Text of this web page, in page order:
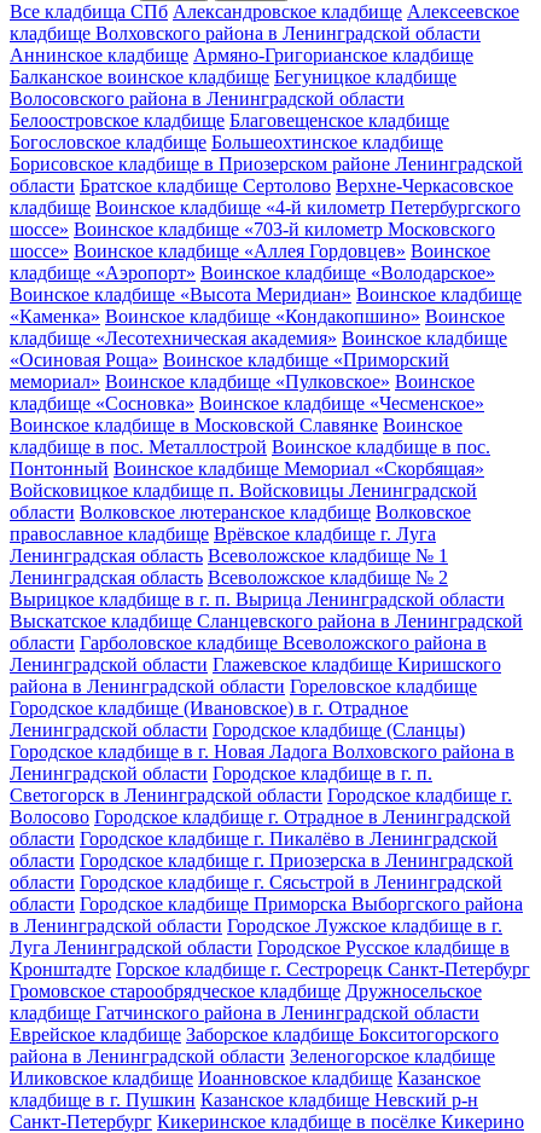
Все кладбища СПб Александровское кладбище Алексеевское
кладбище Волховского района в Ленинградской области
Аннинское кладбище Армяно-Григорианское кладбище
Балканское воинское кладбище Бегуницкое кладбище
Волосовского района в Ленинградской области
Белоостровское кладбище Благовещенское кладбище
Богословское кладбище Большеохтинское кладбище
Борисовское кладбище в Приозерском районе Ленинградской
области Братское кладбище Сертолово Верхне-Черкасовское
кладбище Воинское кладбище «4-й километр Петербургского
шоссе» Воинское кладбище «703-й километр Московского
шоссе» Воинское кладбище «Аллея Гордовцев» Воинское
кладбище «Аэропорт» Воинское кладбище «Володарское»
Воинское кладбище «Высота Меридиан» Воинское кладбище
«Каменка» Воинское кладбище «Кондакопшино» Воинское
кладбище «Лесотехническая академия» Воинское кладбище
«Осиновая Роща» Воинское кладбище «Приморский
мемориал» Воинское кладбище «Пулковское» Воинское
кладбище «Сосновка» Воинское кладбище «Чесменское»
Воинское кладбище в Московской Славянке Воинское
кладбище в пос. Металлострой Воинское кладбище в пос.
Понтонный Воинское кладбище Мемориал «Скорбящая»
Войсковицкое кладбище п. Войсковицы Ленинградской
области Волковское лютеранское кладбище Волковское
православное кладбище Врёвское кладбище г. Луга
Ленинградская область Всеволожское кладбище № 1
Ленинградская область Всеволожское кладбище № 2
Вырицкое кладбище в г. п. Вырица Ленинградской области
Выскатское кладбище Сланцевского района в Ленинградской
области Гарболовское кладбище Всеволожского района в
Ленинградской области Глажевское кладбище Киришского
района в Ленинградской области Гореловское кладбище
Городское кладбище (Ивановское) в г. Отрадное
Ленинградской области Городское кладбище (Сланцы)
Городское кладбище в г. Новая Ладога Волховского района в
Ленинградской области Городское кладбище в г. п.
Светогорск в Ленинградской области Городское кладбище г.
Волосово Городское кладбище г. Отрадное в Ленинградской
области Городское кладбище г. Пикалёво в Ленинградской
области Городское кладбище г. Приозерска в Ленинградской
области Городское кладбище г. Сясьстрой в Ленинградской
области Городское кладбище Приморска Выборгского района
в Ленинградской области Городское Лужское кладбище в г.
Луга Ленинградской области Городское Русское кладбище в
Кронштадте Горское кладбище г. Сестрорецк Санкт-Петербург
Громовское старообрядческое кладбище Дружносельское
кладбище Гатчинского района в Ленинградской области
Еврейское кладбище Заборское кладбище Бокситогорского
района в Ленинградской области Зеленогорское кладбище
Иликовское кладбище Иоанновское кладбище Казанское
кладбище в г. Пушкин Казанское кладбище Невский р-н
Санкт-Петербург Кикеринское кладбище в посёлке Кикерино